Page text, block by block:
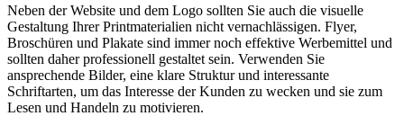
Neben⁤ der Website und ‌dem Logo sollten Sie auch die visuelle
Gestaltung⁢ Ihrer Printmaterialien ⁢nicht vernachlässigen. Flyer,
Broschüren und‌ Plakate sind immer noch effektive Werbemittel und
sollten daher professionell gestaltet sein. Verwenden Sie
ansprechende Bilder, ⁣eine klare‌ Struktur und interessante
Schriftarten, um das Interesse der Kunden zu wecken und​ sie zum
Lesen und Handeln zu​ motivieren.